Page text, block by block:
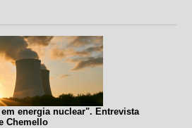
energia nuclear". Entrevista
Chemello